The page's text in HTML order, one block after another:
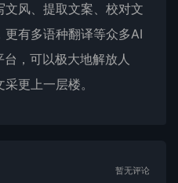
风、提取文案、校对文
有多语种翻译等众多AI
，可以极大地解放人
更上一层楼。
暂无评论